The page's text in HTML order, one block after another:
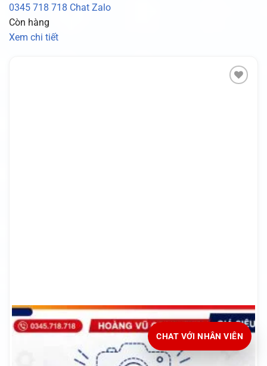
0345 718 718 Chat Zalo
Còn hàng
Xem chi tiết
CHAT VỚI NHÂN VIÊN